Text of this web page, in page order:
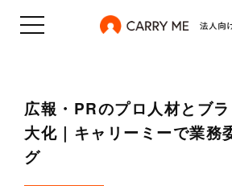
広報・PRのプロ人材とブ
大化｜キャリーミーで業務
グ